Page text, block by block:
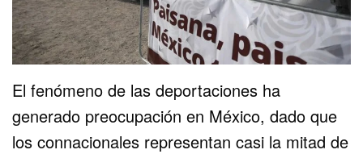
El fenómeno de las deportaciones ha
generado preocupación en México, dado que
los connacionales representan casi la mitad de